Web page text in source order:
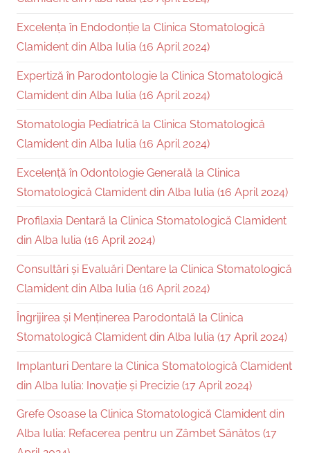
Excelența în Endodonție la Clinica Stomatologică
Clamident din Alba Iulia (16 April 2024)
Expertiză în Parodontologie la Clinica Stomatologică
Clamident din Alba Iulia (16 April 2024)
Stomatologia Pediatrică la Clinica Stomatologică
Clamident din Alba Iulia (16 April 2024)
Excelență în Odontologie Generală la Clinica
Stomatologică Clamident din Alba Iulia (16 April 2024)
Profilaxia Dentară la Clinica Stomatologică Clamident
din Alba Iulia (16 April 2024)
Consultări și Evaluări Dentare la Clinica Stomatologică
Clamident din Alba Iulia (16 April 2024)
Îngrijirea și Menținerea Parodontală la Clinica
Stomatologică Clamident din Alba Iulia (17 April 2024)
Implanturi Dentare la Clinica Stomatologică Clamident
din Alba Iulia: Inovație și Precizie (17 April 2024)
Grefe Osoase la Clinica Stomatologică Clamident din
Alba Iulia: Refacerea pentru un Zâmbet Sănătos (17